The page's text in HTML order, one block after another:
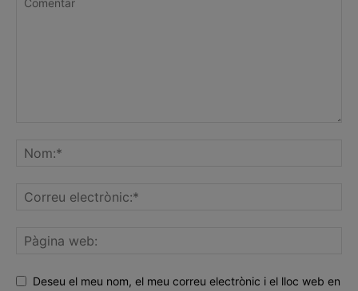
Deseu el meu nom, el meu correu electrònic i el lloc web en